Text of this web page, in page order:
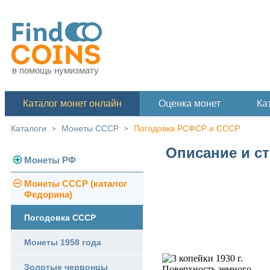
в помощь нумизмату
Каталог монет онлайн Оценка монет
Каталоги > Монеты СССР > Погодовка РСФСР и СССР
Монеты РФ
Современная Россия
Монеты СССР (каталог
Федорина)
Погодовка СССР
Монеты 1958 года
Золотые червонцы
Описание и